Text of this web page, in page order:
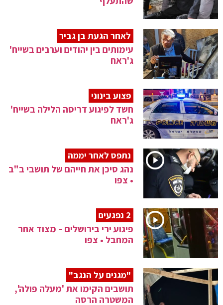
לאחר הגעת בן גביר
עימותים בין יהודים וערבים בשייח'
ג'ראח
פצוע בינוני
חשד לפיגוע דריסה הלילה בשייח'
ג'ראח
נתפס לאחר יממה
נהג סיכן את חייהם של תושבי ב"ב
• צפו
2 נפגעים
פיגוע ירי בירושלים – מצוד אחר
המחבל • צפו
"מגנים על הנגב"
תושבים הקימו את 'מעלה פולה',
המשטרה הרסה